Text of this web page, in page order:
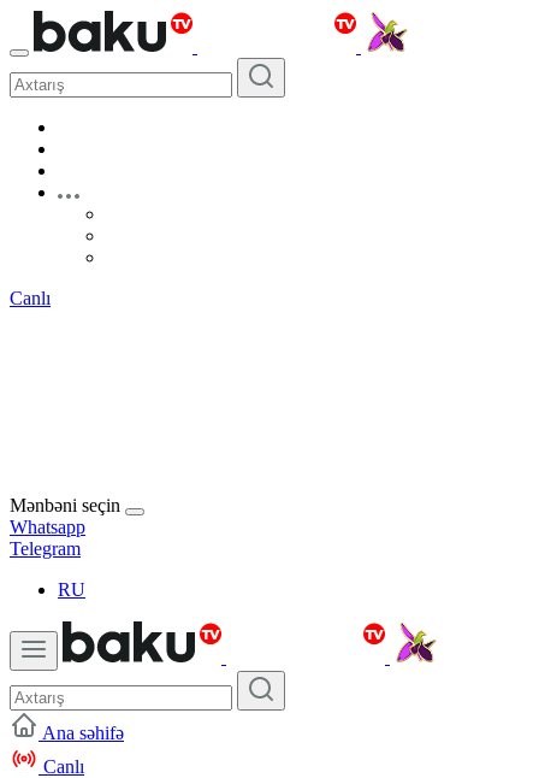
Canlı
Mənbəni seçin
Whatsapp
Telegram
RU
Ana səhifə
Canlı